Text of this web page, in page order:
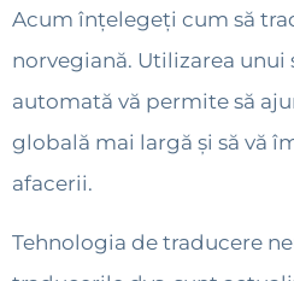
Acum înțelegeți cum să
norvegiană. Utilizarea
automată vă permite să
globală mai largă și să vă
afacerii.
Tehnologia de traducere